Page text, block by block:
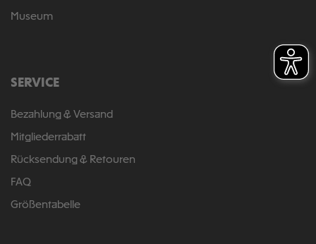
Museum
SERVICE
Bezahlung & Versand
Mitgliederrabatt
Rücksendung & Retouren
FAQ
Größentabelle